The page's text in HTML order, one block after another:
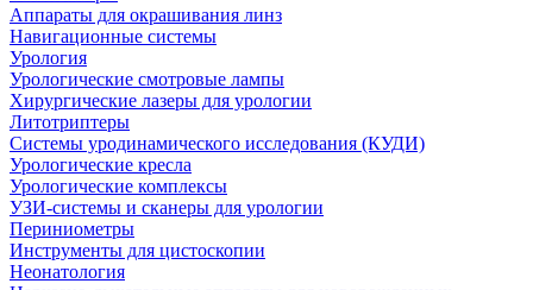
Аппараты для окрашивания линз
Навигационные системы
Урология
Урологические смотровые лампы
Хирургические лазеры для урологии
Литотриптеры
Системы уродинамического исследования (КУДИ)
Урологические кресла
Урологические комплексы
УЗИ-системы и сканеры для урологии
Периниометры
Инструменты для цистоскопии
Неонатология